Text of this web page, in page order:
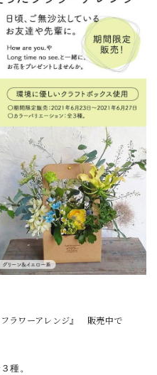
ラワーアレンジ』 販売中で
種。